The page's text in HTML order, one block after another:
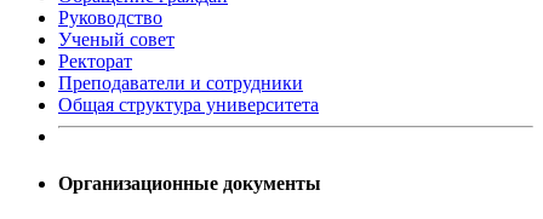
Руководство
Ученый совет
Ректорат
Преподаватели и сотрудники
Общая структура университета
Организационные документы